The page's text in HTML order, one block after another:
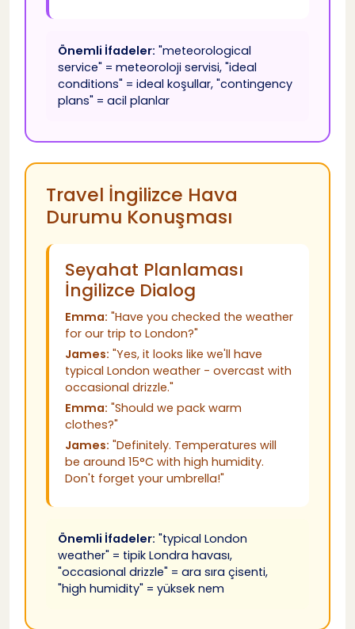
Önemli İfadeler: "meteorological
service" = meteoroloji servisi, "ideal
conditions" = ideal koşullar, "contingency
plans" = acil planlar
Travel İngilizce Hava
Durumu Konuşması
Seyahat Planlaması
İngilizce Dialog
Emma: "Have you checked the weather
for our trip to London?"
James: "Yes, it looks like we'll have
typical London weather - overcast with
occasional drizzle."
Emma: "Should we pack warm
clothes?"
James: "Definitely. Temperatures will
be around 15°C with high humidity.
Don't forget your umbrella!"
Önemli İfadeler: "typical London
weather" = tipik Londra havası,
"occasional drizzle" = ara sıra çisenti,
"high humidity" = yüksek nem